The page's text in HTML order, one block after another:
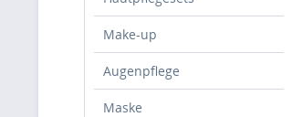
Make-up
Augenpflege
Maske